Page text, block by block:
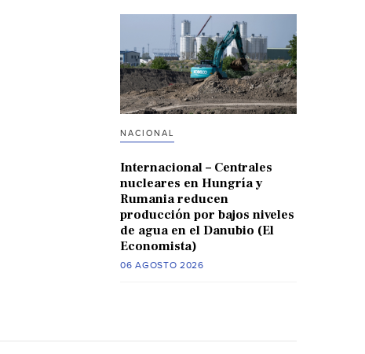
NACIONAL
Internacional – Centrales
nucleares en Hungría y
Rumania reducen
producción por bajos niveles
de agua en el Danubio (El
Economista)
06 AGOSTO 2026